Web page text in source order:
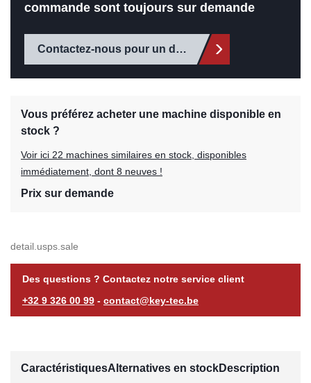
commande sont toujours sur demande
Contactez-nous pour un devis
Vous préférez acheter une machine disponible en
stock ?
Voir ici 22 machines similaires en stock, disponibles
immédiatement, dont 8 neuves !
Prix sur demande
detail.usps.sale
Des questions ? Contactez notre service client
+32 9 326 00 99 - contact@key-tec.be
CaractéristiquesAlternatives en stockDescription